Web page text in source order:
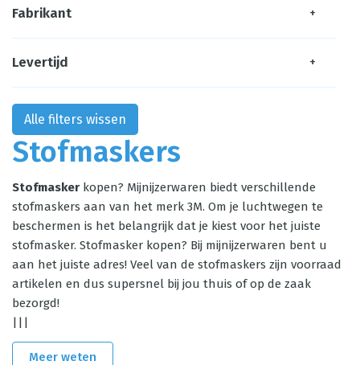
Stofmaskers
Stofmasker kopen? Mijnijzerwaren biedt verschillende
stofmaskers aan van het merk 3M. Om je luchtwegen te
beschermen is het belangrijk dat je kiest voor het juiste
stofmasker. Stofmasker kopen? Bij mijnijzerwaren bent u
aan het juiste adres! Veel van de stofmaskers zijn voorraad
artikelen en dus supersnel bij jou thuis of op de zaak
bezorgd!
|||
Meer weten
Fabrikant +
Levertijd +
Alle filters wissen